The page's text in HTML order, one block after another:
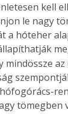
kell
le nagy
a hóteher
tömegben